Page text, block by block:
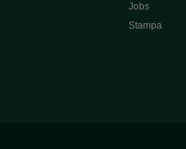
Jobs
Stampa